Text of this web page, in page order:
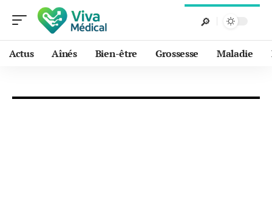
Actus Aînés Bien-être Grossesse Maladie